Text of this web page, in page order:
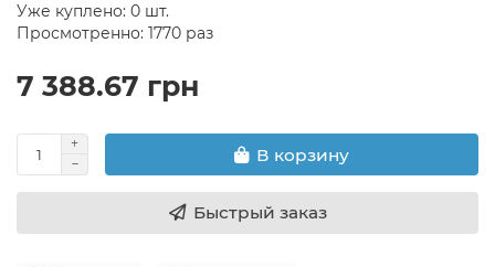
Уже куплено: 0 шт.
Просмотренно: 1770 раз
7 388.67 грн
В корзину
Быстрый заказ